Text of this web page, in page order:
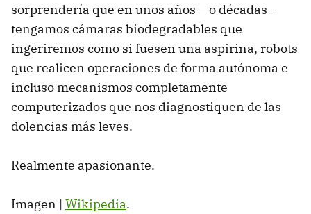
sorprendería que en unos años – o décadas –
tengamos cámaras biodegradables que
ingeriremos como si fuesen una aspirina, robots
que realicen operaciones de forma autónoma e
incluso mecanismos completamente
computerizados que nos diagnostiquen de las
dolencias más leves.
Realmente apasionante.
Imagen | Wikipedia.